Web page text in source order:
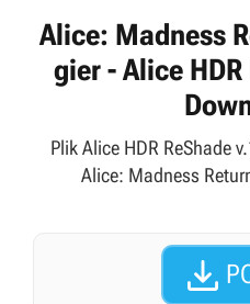
Alice: Madness
gier - Alice
Plik Alice HDR ReShade
Alice: Madness
